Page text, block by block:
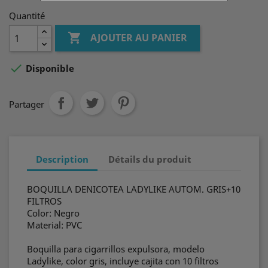
Quantité
 AJOUTER AU PANIER
 Disponible
Partager
Description Détails du produit
BOQUILLA DENICOTEA LADYLIKE AUTOM. GRIS+10
FILTROS
Color: Negro
Material: PVC
Boquilla para cigarrillos expulsora, modelo
Ladylike, color gris, incluye cajita con 10 filtros